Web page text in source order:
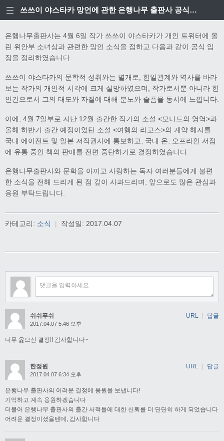
쓰쓰이 야스타카 망언에 관한 은행나무 출판사 공식입장
은행나무출판사는 4월 6일 작가 쓰쓰이 야스타카가 개인 트위터에 올
린 위안부 소녀상과 관련한 망언 소식을 접하고 다음과 같이 공식 입
장을 정리하였습니다.
쓰쓰이 야스타카의 문학적 성취와는 별개로, 한일관계와 역사를 바라
보는 작가의 개인적 시각에 크게 실망하였으며, 작가로서뿐 아니라 한
인간으로서 그의 태도와 자질에 대해 분노와 슬픔을 동시에 느낍니다.
이에, 4월 7일부로 지난 12월 출간한 작가의 소설 <모나드의 영역>과
올해 하반기 출간 예정이었던 소설 <여행의 라고스>의 계약 해지를
국내 에이전트 및 일본 저작권사에 통보하고, 국내 온, 오프라인 서점
에 유통 중인 책의 판매를 전면 중단하기로 결정하였습니다.
은행나무출판사와 문학을 아끼고 사랑하는 독자 여러분들에게 불편
한 소식을 전해 드리게 된 점 깊이 사과드리며, 앞으로도 많은 관심과
응원 부탁드립니다.
카테고리: 소식 | 작성일: 2017.04.07
쉬쉬푸쉬
2017.04.07 5:46 오후
너무 옳으신 결정!! 감사합니다~
URL | 답글
한정원
2017.04.07 6:34 오후
은행나무 출판사의 어려운 결정에 응원을 보냅니다!
기억하고 계속 응원하겠습니다
더불어 은행나무 출판사의 출간 서적들에 대한 신뢰를 더 단단히 하게 되었습니다
어려운 결정이셨을텐데, 감사합니다
URL | 답글